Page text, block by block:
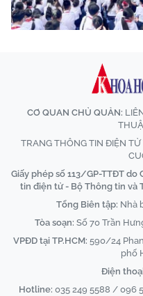
CƠ QUAN CHỦ QUẢN:
TRANG THÔNG TIN ĐIỆN
Giấy phép số 113/GP-TTĐT
tin điện tử - Bộ Thông tin và
Tổng Biên tập: Nhà
Tòa soạn: Số 70 Trần
VPĐD tại TP.HCM: 590/24
phố
Điện
Hotline: 035 249 5588 / 096